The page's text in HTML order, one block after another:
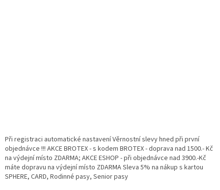
Při registraci automatické nastavení Věrnostní slevy hned při první
objednávce !!! AKCE BROTEX - s kodem BROTEX - doprava nad 1500.- Kč
na výdejní místo ZDARMA; AKCE ESHOP - při objednávce nad 3900.-Kč
máte dopravu na výdejní místo ZDARMA Sleva 5% na nákup s kartou
SPHERE, CARD, Rodinné pasy, Senior pasy